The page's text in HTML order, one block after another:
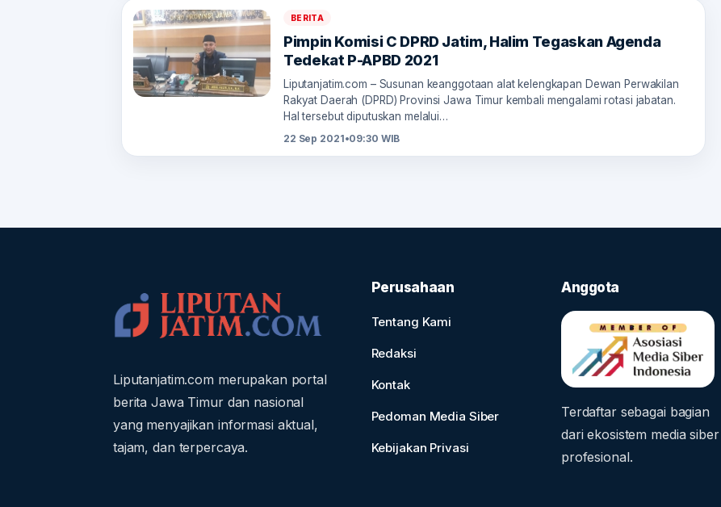
BERITA
Pimpin Komisi C DPRD Jatim, Halim Tegaskan Agenda
Tedekat P-APBD 2021
Liputanjatim.com – Susunan keanggotaan alat kelengkapan Dewan Perwakilan
Rakyat Daerah (DPRD) Provinsi Jawa Timur kembali mengalami rotasi jabatan.
Hal tersebut diputuskan melalui…
22 Sep 2021•09:30 WIB
Liputanjatim.com merupakan portal
berita Jawa Timur dan nasional
yang menyajikan informasi aktual,
tajam, dan terpercaya.
Perusahaan
Tentang Kami
Redaksi
Kontak
Pedoman Media Siber
Kebijakan Privasi
Anggota
Terdaftar sebagai bagian
dari ekosistem media siber
profesional.